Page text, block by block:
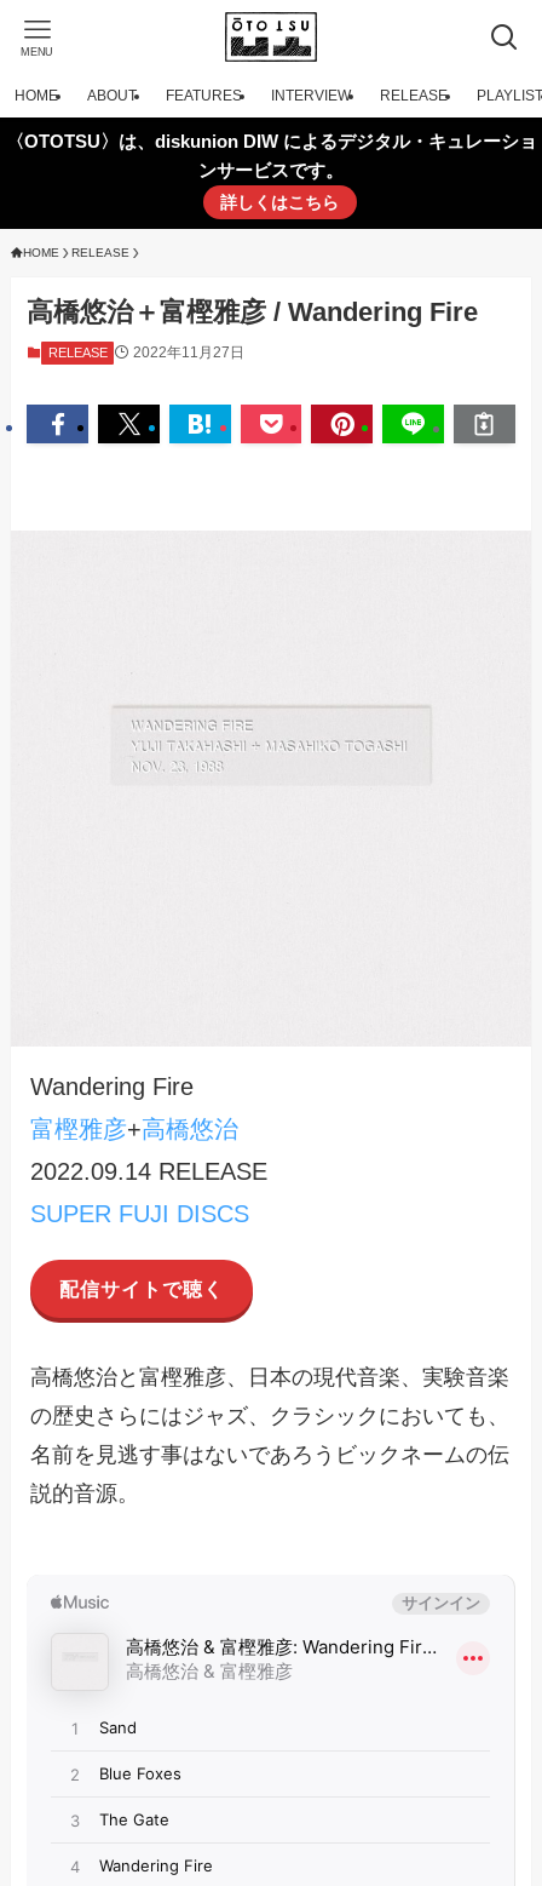
MENU
HOME ABOUT FEATURES INTERVIEW RELEASE PLAYLIST
〈OTOTSU〉は、diskunion DIW によるデジタル・キュレーショ
ンサービスです。
詳しくはこちら
HOME RELEASE
高橋悠治＋富樫雅彦 / Wandering Fire
RELEASE 2022年11月27日
Wandering Fire
富樫雅彦+高橋悠治
2022.09.14 RELEASE
SUPER FUJI DISCS
配信サイトで聴く
高橋悠治と富樫雅彦、日本の現代音楽、実験音楽
の歴史さらにはジャズ、クラシックにおいても、
名前を見逃す事はないであろうビックネームの伝
説的音源。